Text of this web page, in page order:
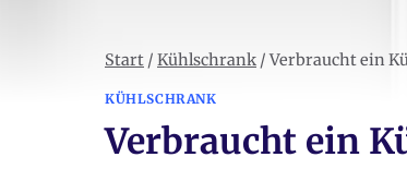
Start / Kühlschrank / Verbraucht ein
KÜHLSCHRANK
Verbraucht ein